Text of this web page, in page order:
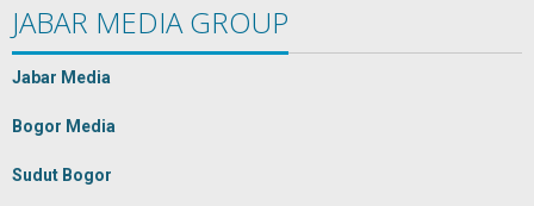
JABAR MEDIA GROUP
Jabar Media
Bogor Media
Sudut Bogor